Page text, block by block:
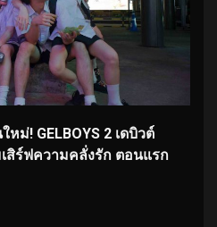
หม่! GELBOYS 2 เดบิวต์
สิร์ฟความคลั่งรัก ตอนแรก